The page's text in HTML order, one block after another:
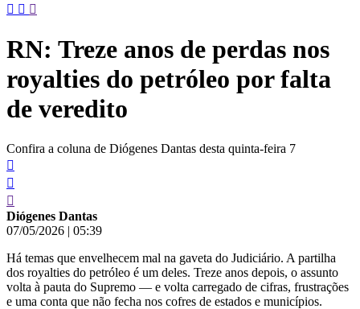
RN: Treze anos de perdas nos
royalties do petróleo por falta
de veredito
Confira a coluna de Diógenes Dantas desta quinta-feira 7
Diógenes Dantas
07/05/2026 | 05:39
Há temas que envelhecem mal na gaveta do Judiciário. A partilha
dos royalties do petróleo é um deles. Treze anos depois, o assunto
volta à pauta do Supremo — e volta carregado de cifras, frustrações
e uma conta que não fecha nos cofres de estados e municípios.